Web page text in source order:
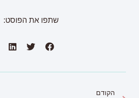
שתפו את הפוסט:
הקודם